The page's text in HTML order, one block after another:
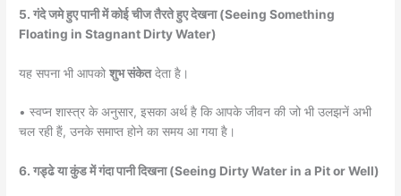
5. गंदे जमे हुए पानी में कोई चीज तैरते हुए देखना (Seeing Something
Floating in Stagnant Dirty Water)
यह सपना भी आपकोशुभ संकेतदेता है।
• स्वप्न शास्त्र के अनुसार, इसका अर्थ है कि आपके जीवन की जो भी उलझनें अभी
चल रही हैं, उनके समाप्त होने का समय आ गया है।
6. गड्ढे या कुंड में गंदा पानी दिखना (Seeing Dirty Water in a Pit or Well)